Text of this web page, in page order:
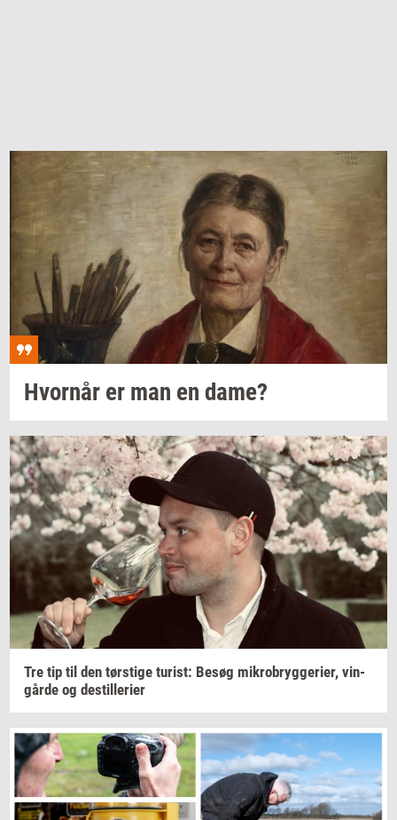
Hvor­når er man en dame?
Tre tip til den tørsti­ge turist: Besøg mi­kro­bryg­ge­ri­er, vin­
går­de og destil­le­ri­er